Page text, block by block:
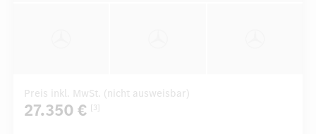
Preis inkl. MwSt. (nicht ausweisbar)
27.350 € [3]